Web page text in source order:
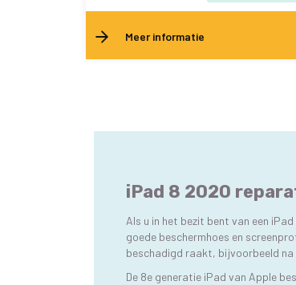
Meer informatie
iPad 8 2020
Als u in het bezit bent van een
goede beschermhoes en
beschadigd raakt, bijvoorbeeld
De 8e generatie iPad van Apple